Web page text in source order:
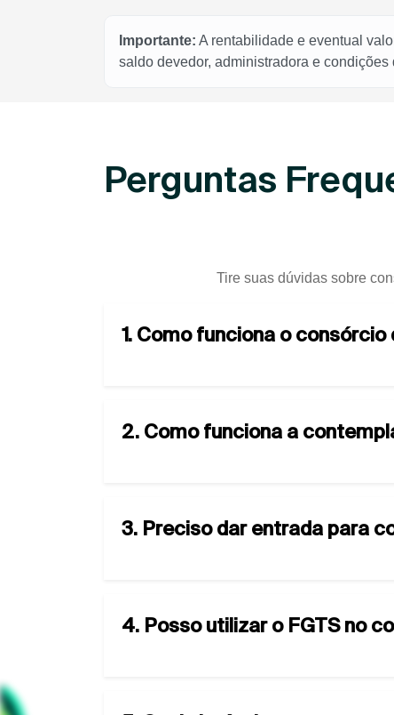
Importante: A rentabilidade e eventual
saldo devedor, administradora e
Perguntas
Tire suas dúvidas sobre
1. Como funciona o
2. Como funciona a
3. Preciso dar entrada para
4. Posso utilizar o FGTS no